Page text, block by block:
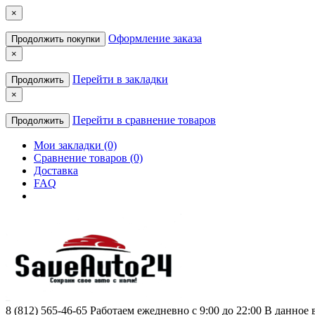
×
Продолжить покупки Оформление заказа
×
Продолжить Перейти в закладки
×
Продолжить Перейти в сравнение товаров
Мои закладки (0)
Сравнение товаров (0)
Доставка
FAQ
8 (812) 565-46-65 Работаем ежедневно с 9:00 до 22:00 В